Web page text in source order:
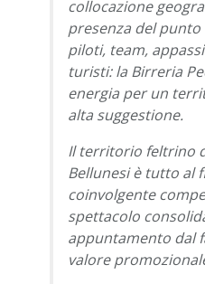
collocazione
presenza del
piloti, team,
turisti: la Birreria
energia per un
alta suggestione.
Il territorio feltrino
Bellunesi è tutto al
coinvolgente
spettacolo
appuntamento dal
valore